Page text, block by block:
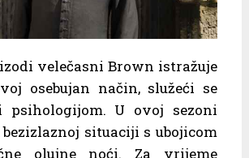
velečasni Brown istražuje
osebujan način, služeći se
U ovoj sezoni
bezizlaznoj situaciji s ubojicom
olujne noći. Za vrijeme